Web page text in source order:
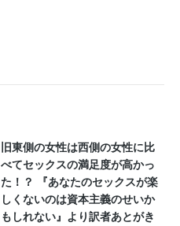
旧東側の女性は西側の女性に比
べてセックスの満足度が高かっ
た！？ 『あなたのセックスが楽
しくないのは資本主義のせいか
もしれない』より訳者あとがき